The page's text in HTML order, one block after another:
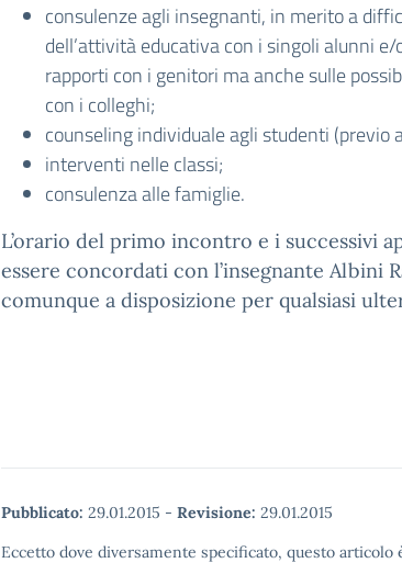
consulenze agli insegnanti, in merito a
dell’attività educativa con i singoli alunni e/
rapporti con i genitori ma anche sulle
con i colleghi;
counseling individuale agli studenti (previo
interventi nelle classi;
consulenza alle famiglie.
L’orario del primo incontro e i successivi
essere concordati con l’insegnante Albini
comunque a disposizione per qualsiasi
Pubblicato: 29.01.2015 - Revisione: 29.01.2015
Eccetto dove diversamente specificato, questo